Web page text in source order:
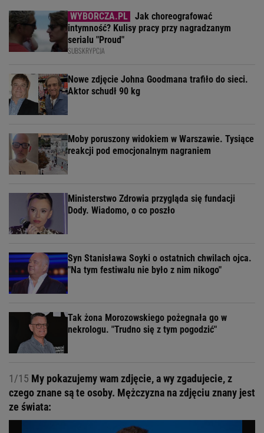
Jak choreografować
intymność? Kulisy pracy przy nagradzanym
serialu "Proud"
SUBSKRYPCJA
Nowe zdjęcie Johna Goodmana trafiło do sieci.
Aktor schudł 90 kg
Moby poruszony widokiem w Warszawie. Tysiące
reakcji pod emocjonalnym nagraniem
Ministerstwo Zdrowia przygląda się fundacji
Dody. Wiadomo, o co poszło
Syn Stanisława Soyki o ostatnich chwilach ojca.
"Na tym festiwalu nie było z nim nikogo"
Tak żona Morozowskiego pożegnała go w
nekrologu. "Trudno się z tym pogodzić"
1/15 My pokazujemy wam zdjęcie, a wy zgadujecie, z
czego znane są te osoby. Mężczyzna na zdjęciu znany jest
ze świata: